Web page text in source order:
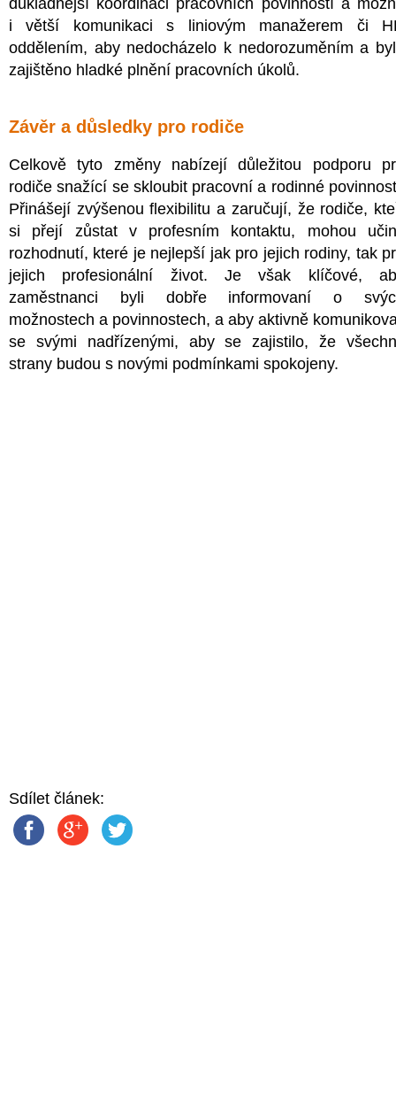
důkladnější koordinaci pracovních povinností a
i větší komunikaci s liniovým manažerem či
oddělením, aby nedocházelo k nedorozuměním a
zajištěno hladké plnění pracovních úkolů.
Závěr a důsledky pro rodiče
Celkově tyto změny nabízejí důležitou podporu
rodiče snažící se skloubit pracovní a rodinné
Přinášejí zvýšenou flexibilitu a zaručují, že rodiče,
si přejí zůstat v profesním kontaktu, mohou
rozhodnutí, které je nejlepší jak pro jejich rodiny, tak
jejich profesionální život. Je však klíčové,
zaměstnanci byli dobře informovaní o
možnostech a povinnostech, a aby aktivně
se svými nadřízenými, aby se zajistilo, že
strany budou s novými podmínkami spokojeny.
Sdílet článek: